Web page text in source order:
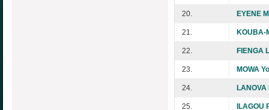
20. EYENE
21. KOUBA-
22. FIENGA
23. MOWA
24. LANOVA
25. ILAGOU